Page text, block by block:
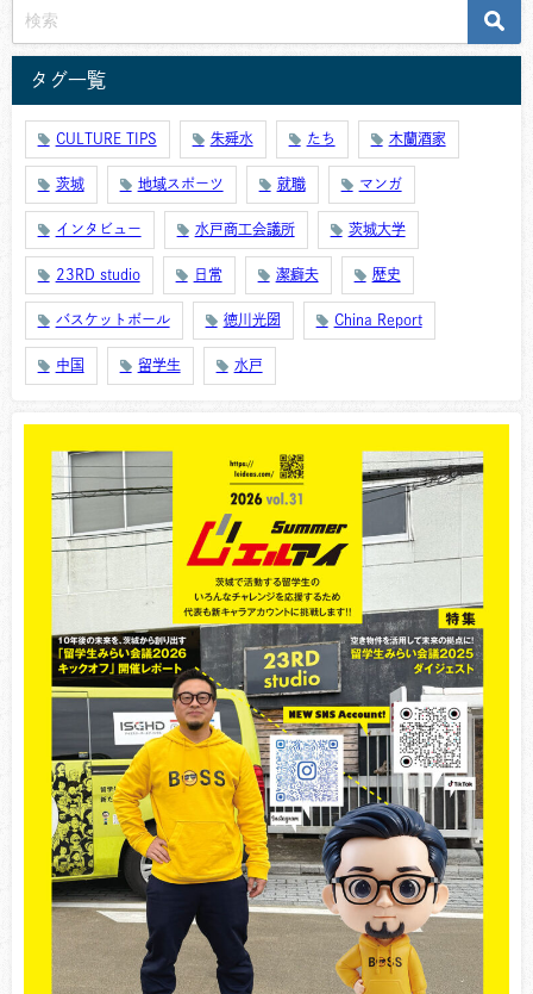
タグ一覧
CULTURE TIPS 朱舜水 たち 木蘭酒家
茨城 地域スポーツ 就職 マンガ
インタビュー 水戸商工会議所 茨城大学
23RD studio 日常 潔癖夫 歴史
バスケットボール 徳川光圀 China Report
中国 留学生 水戸